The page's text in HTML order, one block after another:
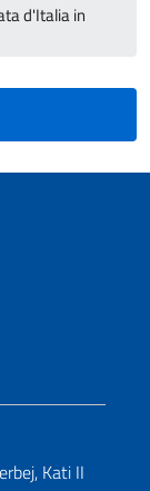
d'Italia in
Kati II